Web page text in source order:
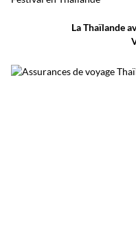
dans
La Thaïlande